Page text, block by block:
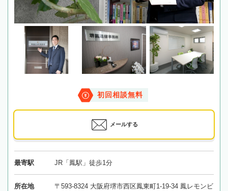
初回相談無料
メールする
最寄駅 JR「鳳駅」徒歩1分
所在地
〒593-8324 大阪府堺市西区鳳東町1-19-34 鳳レモンビ